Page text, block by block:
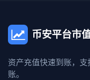
币安平台市
资产充值快速到账，
账。